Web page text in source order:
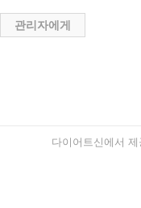
관리자에게
다이어트신에서